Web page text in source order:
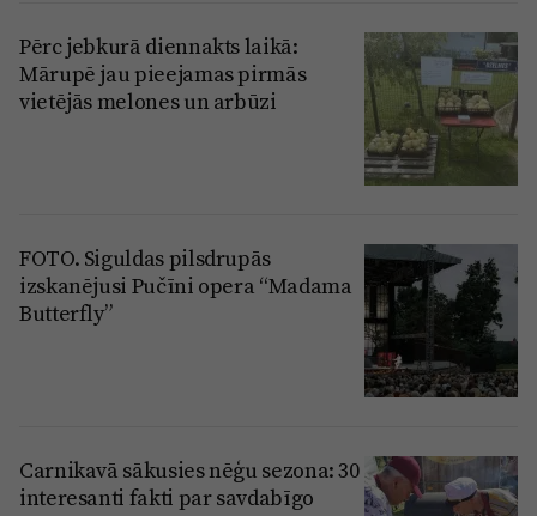
Pērc jebkurā diennakts laikā:
Mārupē jau pieejamas pirmās
vietējās melones un arbūzi
FOTO. Siguldas pilsdrupās
izskanējusi Pučīni opera “Madama
Butterfly”
Carnikavā sākusies nēģu sezona: 30
interesanti fakti par savdabīgo